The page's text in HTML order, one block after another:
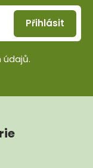
Přihlásit
údajů.